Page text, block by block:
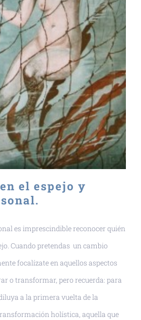
el espejo y
es imprescindible reconocer quién
Cuando pretendas un cambio
focalízate en aquellos aspectos
o transformar, pero recuerda: para
a la primera vuelta de la
holística, aquella que